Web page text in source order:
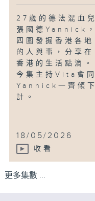
27歲的德法混血兒
張國德Yannick，
四圍發掘香港各地
的人與事，分享在
香港的生活點滴。
今集主持Vita會同
Yannick一齊傾下
計。
18/05/2026
收看
更多集數 ...